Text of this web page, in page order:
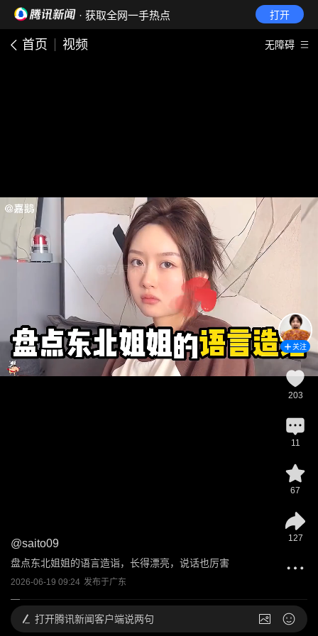
· 获取全网一手热点 打开
首页 视频 无障碍
@saito09
盘点东北姐姐的语言造诣，长得漂亮，说话也厉害
2026-06-19 09:24 发布于广东
关注
203
11
67
127
打开腾讯新闻客户端说两句